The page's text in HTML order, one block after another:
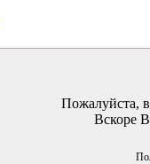
Пожалуйста,
Вскоре